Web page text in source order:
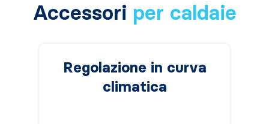
Accessori per caldaie
Regolazione in curva
climatica